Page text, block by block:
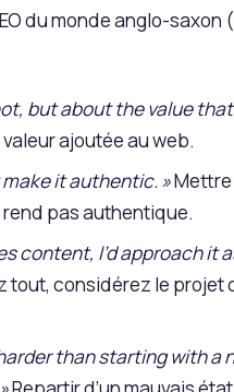
du monde anglo-saxon (
but about the value
valeur ajoutée au web.
it authentic. »Mettre
pas authentique.
content, I’d approach it
tout, considérez le projet
than starting with a